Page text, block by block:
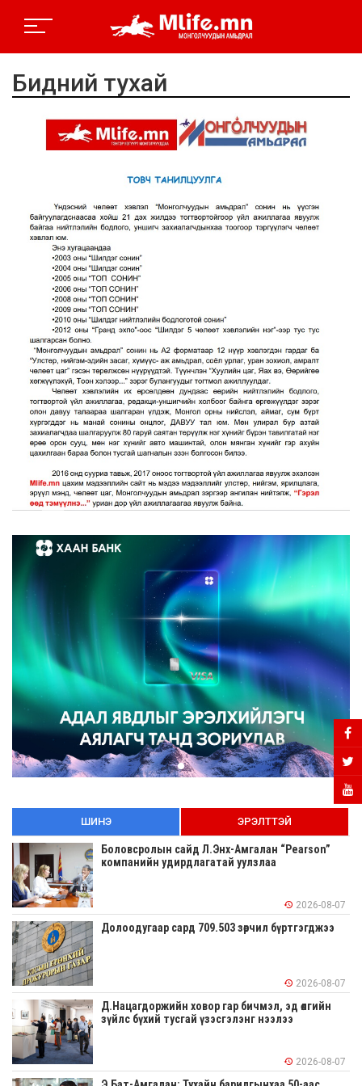
Бидний тухай
ШИНЭ ЭРЭЛТТЭЙ
Боловсролын сайд Л.Энх-Амгалан “Pearson”
компанийн удирдлагатай уулзлаа
2026-08-07
Долоодугаар сард 709.503 зөрчил бүртгэгджээ
2026-08-07
Д.Нацагдоржийн ховор гар бичмэл, эд өлгийн
зүйлс бүхий тусгай үзэсгэлэнг нээлээ
2026-08-07